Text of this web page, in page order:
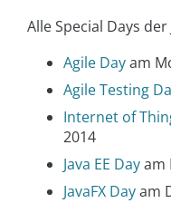
Alle Special Days
Agile Dayam
Agile Testing
Internet of
2014
Java EE Dayam
JavaFX Dayam